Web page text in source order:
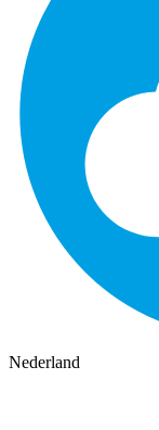
Nederland